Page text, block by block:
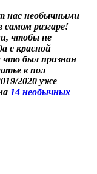
нас необычными
самом разгаре!
чтобы не
с красной
был признан
в пол
2020 уже
14 необычных